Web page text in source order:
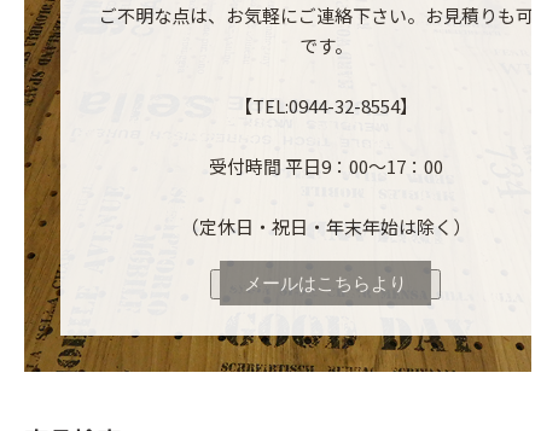
ご不明な点は、お気軽にご連絡下さい。お見積りも可
です。
【TEL:0944-32-8554】
受付時間 平日9：00～17：00
（定休日・祝日・年末年始は除く）
メールはこちらより